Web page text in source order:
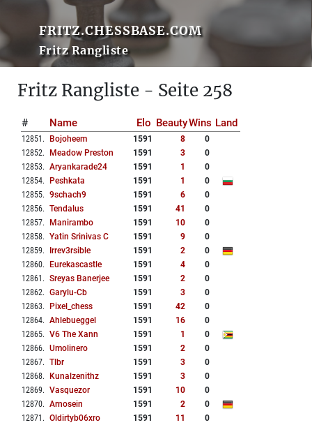
FRITZ.CHESSBASE.COM
Fritz Rangliste
Fritz Rangliste - Seite 258
# Name Elo BeautyWins Land
12851 . Bojoheem 1591 8
0
12852. Meadow Preston 1591 3
0
12853. Aryankarade24 1591 1
0
12854. Peshkata 1591 1
0
12855. 9schach9 1591 6
0
12856. Tendalus 1591 41
0
12857. Manirambo 1591 10
0
12858. Yatin Srinivas C 1591 9
0
12859. Irrev3rsible 1591 2
0
12860. Eurekascastle 1591 4
0
12861 . Sreyas Banerjee 1591 2
0
12862. Garylu-Cb 1591 3
0
12863. Pixel_chess 1591 42
0
12864. Ahlebueggel 1591 16
0
12865. V6 The Xann 1591 1
0
12866. Umolinero 1591 2
0
12867. Tlbr 1591 3
0
12868. Kunalzenithz 1591 3
0
12869. Vasquezor 1591 10
0
12870. Arnosein 1591 2
0
12871 . Oldirtyb06xro 1591 11
0